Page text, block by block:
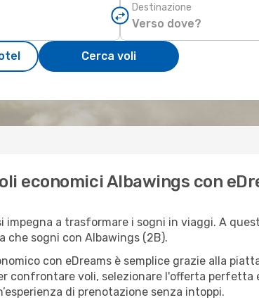
Destinazione
Cerca voli
economici Albawings con
impegna a trasformare i sogni in viaggi. A
che sogni con Albawings (2B).
con eDreams è semplice grazie alla
confrontare voli, selezionare l'offerta perfetta
di prenotazione senza intoppi.